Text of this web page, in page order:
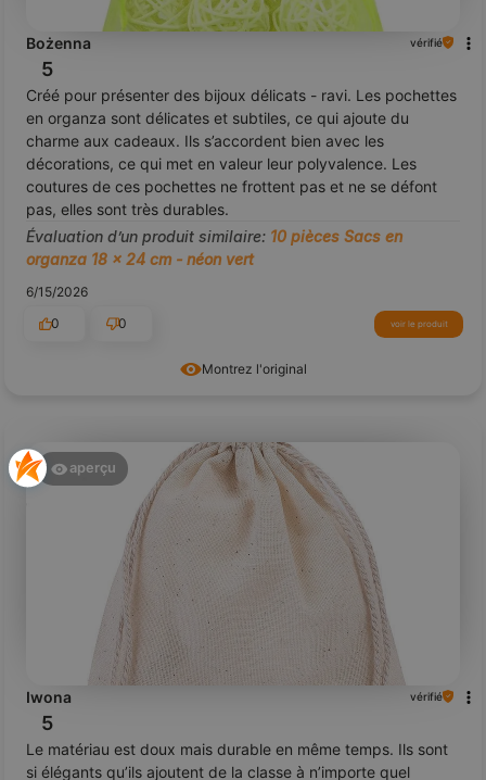
Montrez l'original
Bożenna vérifié
5
Créé pour présenter des bijoux délicats - ravi. Les pochettes
en organza sont délicates et subtiles, ce qui ajoute du
charme aux cadeaux. Ils s’accordent bien avec les
décorations, ce qui met en valeur leur polyvalence. Les
coutures de ces pochettes ne frottent pas et ne se défont
pas, elles sont très durables.
Évaluation d’un produit similaire: 10 pièces Sacs en
organza 18 x 24 cm - néon vert
6/15/2026
0
0 voir le produit
aperçu
Iwona vérifié
5
Le matériau est doux mais durable en même temps. Ils sont
si élégants qu’ils ajoutent de la classe à n’importe quel